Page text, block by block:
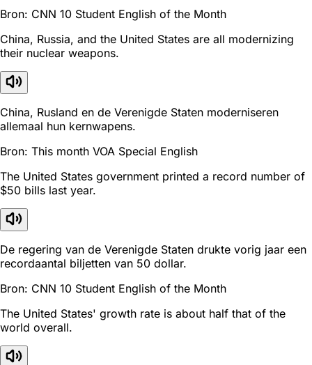
Bron: CNN 10 Student English of the Month
China, Russia, and the United States are all modernizing
their nuclear weapons.
China, Rusland en de Verenigde Staten moderniseren
allemaal hun kernwapens.
Bron: This month VOA Special English
The United States government printed a record number of
$50 bills last year.
De regering van de Verenigde Staten drukte vorig jaar een
recordaantal biljetten van 50 dollar.
Bron: CNN 10 Student English of the Month
The United States' growth rate is about half that of the
world overall.